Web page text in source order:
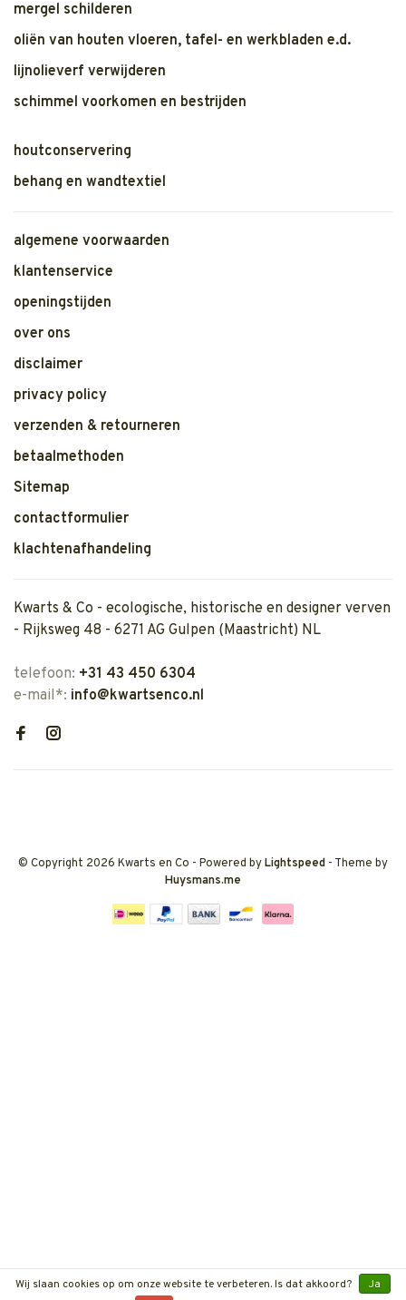
mergel schilderen
oliën van houten vloeren, tafel- en werkbladen e.d.
lijnolieverf verwijderen
schimmel voorkomen en bestrijden
houtconservering
behang en wandtextiel
algemene voorwaarden
klantenservice
openingstijden
over ons
disclaimer
privacy policy
verzenden & retourneren
betaalmethoden
Sitemap
contactformulier
klachtenafhandeling
Kwarts & Co - ecologische, historische en designer verven
- Rijksweg 48 - 6271 AG Gulpen (Maastricht) NL
telefoon: +31 43 450 6304
e-mail*: info@kwartsenco.nl
© Copyright 2026 Kwarts en Co - Powered byLightspeed - Theme by
Huysmans.me
Wij slaan cookies op om onze website te verbeteren. Is dat akkoord?
Ja